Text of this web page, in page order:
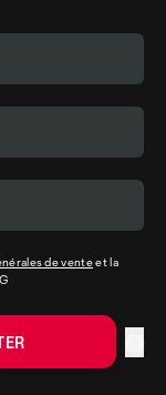
de venteet la